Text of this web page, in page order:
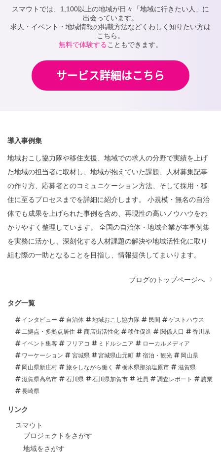
スマウトでは、1,100以上の地域が日々「地域に行きたい人」に
出会っています。
求人・イベント・地域情報の掲載方法などくわしく知りたい方は
こちら。
無料で体験する こともできます。
導入事例集
地域おこし協力隊や移住支援、地域での求人の分野で実績を上げ
た地域の担当者に取材し、地域が抱えていた課題、人材募集記事
の作り方、応募者とのコミュニケーション方法、そして採用・移
住に至るプロセスまでを詳細に紹介します。 小規模・無名の自治
体でも成果を上げられた事例を含め、再現性の高いノウハウをわ
かりやすく整理しています。 全国の自治体・地域企業が本事例集
を実務に活かし、深刻化する人材課題の解決や地域活性化に取り
組む際の一助となることを目指し、情報提供してまいります。
ブログのトップページへ
タグ一覧
インタビュー 自治体 地域おこし協力隊 民間
ゲストハウス
二拠点・多拠点居住
商店街活性化 移住促進 関係人口
香川県
イベント集客
フリアコ ミドルシニア
ローカルメディア
ワーケーション
宮城県 宮城県山元町 宿泊・観光
岡山県
岡山県新庄村
旅をしながら働く 栃木県那須塩原市
滋賀県
滋賀県高島市
石川県 石川県加賀市 社員 調査レポート
農業
長崎県
リンク
スマウト
プロジェクトをさがす
地域をさがす